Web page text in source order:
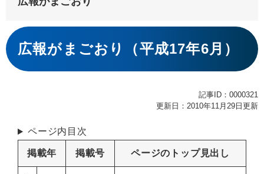
本
文
広報がまごおり（平成17年6月）
記事ID：0000321
更新日：2010年11月29日更新
ページ内目次
掲載年 掲載号 ページのトップ見出し